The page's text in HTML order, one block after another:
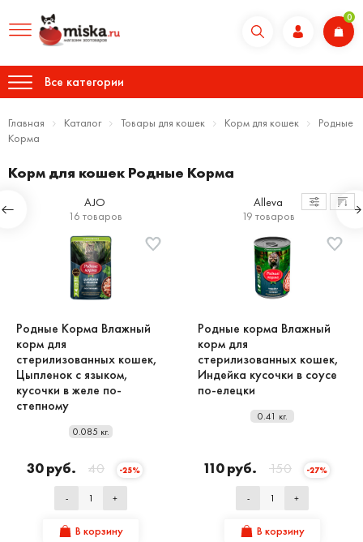
0
Все категории
Главная Каталог Товары для кошек Корм для кошек
Родные
Корма
Корм для кошек Родные Корма
AJO
16 товаров
Alleva
19 товаров
Родные Корма Влажный
корм для
стерилизованных кошек,
Цыпленок с языком,
кусочки в желе по-
степному
0.085 кг.
30 руб. 40 -25%
- +
В корзину
Родные корма Влажный
корм для
стерилизованных кошек,
Индейка кусочки в соусе
по-елецки
0.41 кг.
110 руб. 150 -27%
- +
В корзину